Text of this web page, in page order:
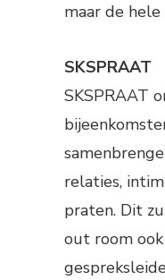
maar de hele
SKSPRAAT
SKSPRAAT
relaties,
praten. Dit
out room